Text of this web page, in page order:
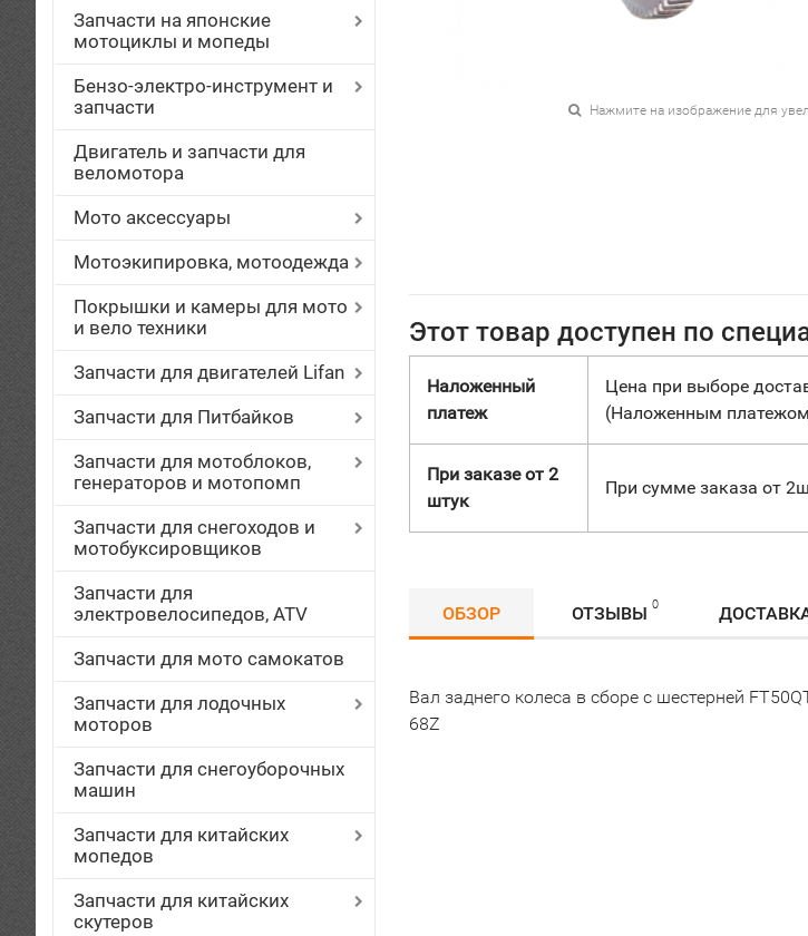
Запчасти на японские
мотоциклы и мопеды
Бензо-электро-инструмент и
запчасти
Двигатель и запчасти для
веломотора
Мото аксессуары
Мотоэкипировка, мотоодежда
Покрышки и камеры для мото
и вело техники
Запчасти для двигателей Lifan
Запчасти для Питбайков
Запчасти для мотоблоков,
генераторов и мотопомп
Запчасти для снегоходов и
мотобуксировщиков
Запчасти для
электровелосипедов, ATV
Запчасти для мото самокатов
Запчасти для лодочных
моторов
Запчасти для снегоуборочных
машин
Запчасти для китайских
мопедов
Запчасти для китайских
скутеров
Нажмите на изображение для
Этот товар доступен по
Наложенный
платеж
Цена при выборе
(Наложенным
При заказе от 2
штук
При сумме заказа от
ОБЗОР ОТЗЫВЫ 0
Вал заднего колеса в сборе с шестерней
68Z